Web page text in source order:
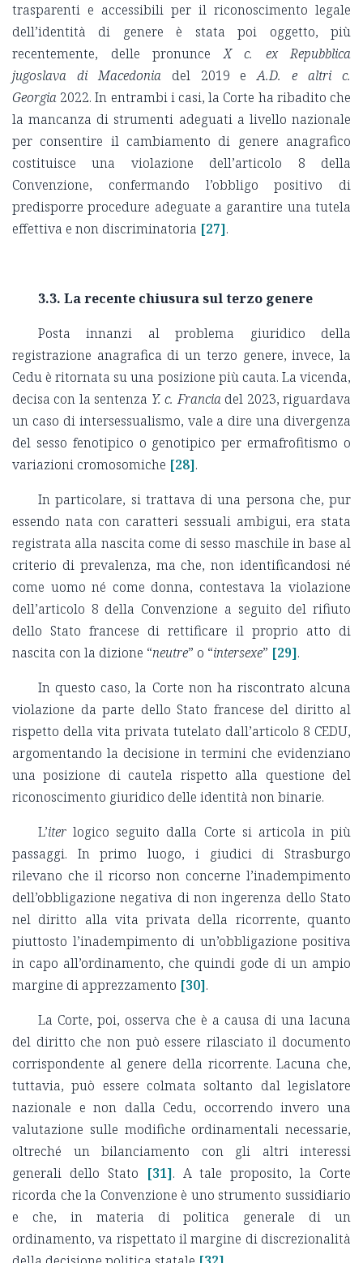
trasparenti e accessibili per il riconoscimento legale
dell’identità di genere è stata poi oggetto, più
recentemente, delle pronunceX c. ex Repubblica
jugoslava di Macedoniadel 2019 eA.D. e altri c.
Georgia 2022. In entrambi i casi, la Corte ha ribadito che
la mancanza di strumenti adeguati a livello nazionale
per consentire il cambiamento di genere anagrafico
costituisce una violazione dell’articolo 8 della
Convenzione, confermando l’obbligo positivo di
predisporre procedure adeguate a garantire una tutela
effettiva e non discriminatoria [27].
3.3. La recente chiusura sul terzo genere
Posta innanzi al problema giuridico della
registrazione anagrafica di un terzo genere, invece, la
Cedu è ritornata su una posizione più cauta. La vicenda,
decisa con la sentenza Y. c. Franciadel 2023, riguardava
un caso di intersessualismo, vale a dire una divergenza
del sesso fenotipico o genotipico per ermafrofitismo o
variazioni cromosomiche [28].
In particolare, si trattava di una persona che, pur
essendo nata con caratteri sessuali ambigui, era stata
registrata alla nascita come di sesso maschile in base al
criterio di prevalenza, ma che, non identificandosi né
come uomo né come donna, contestava la violazione
dell’articolo 8 della Convenzione a seguito del rifiuto
dello Stato francese di rettificare il proprio atto di
nascita con la dizione “neutre” o “intersexe” [29].
In questo caso, la Corte non ha riscontrato alcuna
violazione da parte dello Stato francese del diritto al
rispetto della vita privata tutelato dall’articolo 8 CEDU,
argomentando la decisione in termini che evidenziano
una posizione di cautela rispetto alla questione del
riconoscimento giuridico delle identità non binarie.
L’iterlogico seguito dalla Corte si articola in più
passaggi. In primo luogo, i giudici di Strasburgo
rilevano che il ricorso non concerne l’inadempimento
dell’obbligazione negativa di non ingerenza dello Stato
nel diritto alla vita privata della ricorrente, quanto
piuttosto l’inadempimento di un’obbligazione positiva
in capo all’ordinamento, che quindi gode di un ampio
margine di apprezzamento [30].
La Corte, poi, osserva che è a causa di una lacuna
del diritto che non può essere rilasciato il documento
corrispondente al genere della ricorrente. Lacuna che,
tuttavia, può essere colmata soltanto dal legislatore
nazionale e non dalla Cedu, occorrendo invero una
valutazione sulle modifiche ordinamentali necessarie,
oltreché un bilanciamento con gli altri interessi
generali dello Stato [31]. A tale proposito, la Corte
ricorda che la Convenzione è uno strumento sussidiario
e che, in materia di politica generale di un
ordinamento, va rispettato il margine di discrezionalità